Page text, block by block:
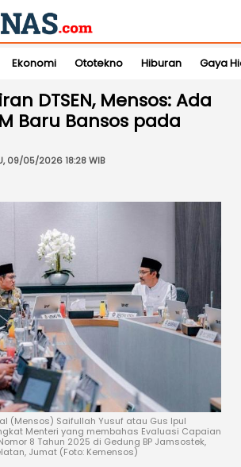
Ekonomi Ototekno Hiburan Gaya
DTSEN, Mensos: Ada
Baru Bansos pada
09/05/2026 18:28 WIB
(Mensos) Saifullah Yusuf atau Gus Ipul
Menteri yang membahas Evaluasi Capaian
8 Tahun 2025 di Gedung BP Jamsostek,
Jumat (Foto: Kemensos)